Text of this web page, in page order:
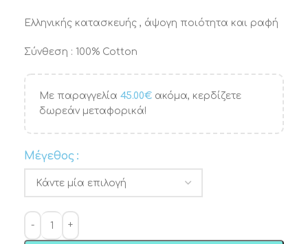
Ελληνικής κατασκευής , άψογη ποιότητα και ραφή
Σύνθεση : 100% Cotton
Με παραγγελία 45.00€ ακόμα, κερδίζετε
δωρεάν μεταφορικά!
Μέγεθος